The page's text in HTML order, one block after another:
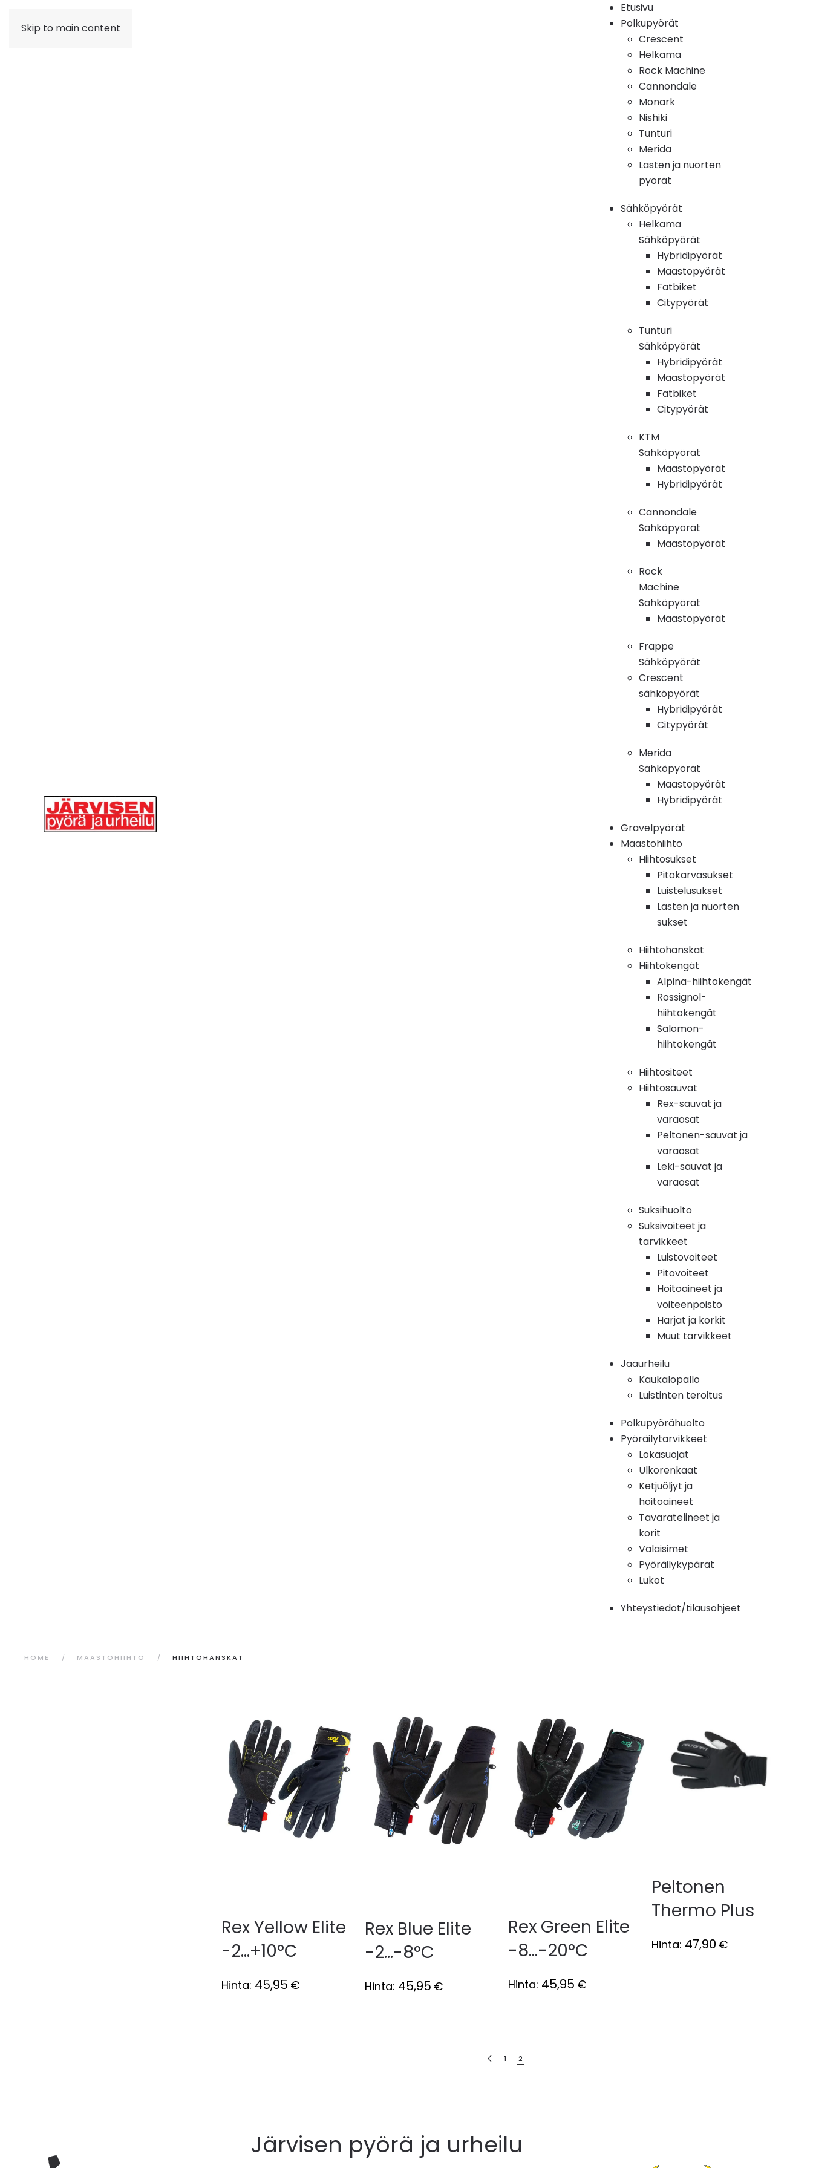
Skip to main content
Etusivu
Polkupyörät
Crescent
Helkama
Rock Machine
Cannondale
Monark
Nishiki
Tunturi
Merida
Lasten ja nuorten
pyörät
Sähköpyörät
Helkama
Sähköpyörät
Hybridipyörät
Maastopyörät
Fatbiket
Citypyörät
Tunturi
Sähköpyörät
Hybridipyörät
Maastopyörät
Fatbiket
Citypyörät
KTM
Sähköpyörät
Maastopyörät
Hybridipyörät
Cannondale
Sähköpyörät
Maastopyörät
Rock
Machine
Sähköpyörät
Maastopyörät
Frappe
Sähköpyörät
Crescent
sähköpyörät
Hybridipyörät
Citypyörät
Merida
Sähköpyörät
Maastopyörät
Hybridipyörät
Gravelpyörät
Maastohiihto
Hiihtosukset
Pitokarvasukset
Luistelusukset
Lasten ja nuorten
sukset
Hiihtohanskat
Hiihtokengät
Alpina-hiihtokengät
Rossignol-
hiihtokengät
Salomon-
hiihtokengät
Hiihtositeet
Hiihtosauvat
Rex-sauvat ja
varaosat
Peltonen-sauvat ja
varaosat
Leki-sauvat ja
varaosat
Suksihuolto
Suksivoiteet ja
tarvikkeet
Luistovoiteet
Pitovoiteet
Hoitoaineet ja
voiteenpoisto
Harjat ja korkit
Muut tarvikkeet
Jääurheilu
Kaukalopallo
Luistinten teroitus
Polkupyörähuolto
Pyöräilytarvikkeet
Lokasuojat
Ulkorenkaat
Ketjuöljyt ja
hoitoaineet
Tavaratelineet ja
korit
Valaisimet
Pyöräilykypärät
Lukot
Yhteystiedot/tilausohjeet
HOME MAASTOHIIHTO HIIHTOHANSKAT
Rex Yellow Elite
-2…+10°C
Hinta: 45,95 €
Rex Blue Elite
-2...-8°C
Hinta: 45,95 €
Rex Green Elite
-8...-20°C
Hinta: 45,95 €
Peltonen
Thermo Plus
Hinta: 47,90 €
1 2
Järvisen pyörä ja urheilu